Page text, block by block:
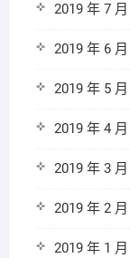
2019 年 7 月
2019 年 6 月
2019 年 5 月
2019 年 4 月
2019 年 3 月
2019 年 2 月
2019 年 1 月